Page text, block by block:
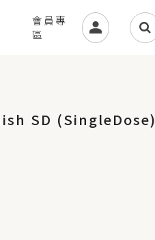
會員專
區
SD (SingleDose)